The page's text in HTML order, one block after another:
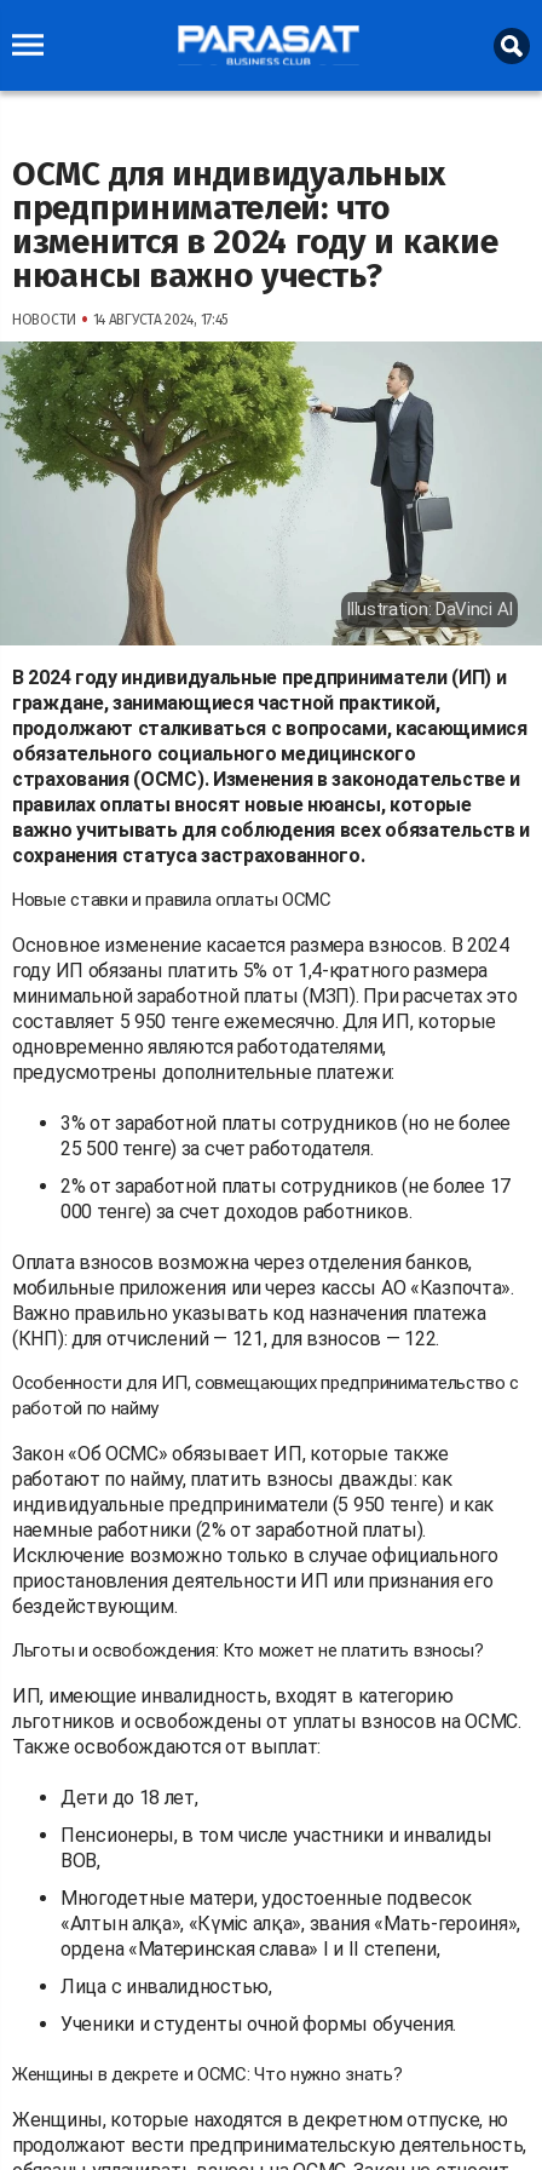
ОСМС для индивидуальных
предпринимателей: что
изменится в 2024 году и какие
нюансы важно учесть?
НОВОСТИ • 14 АВГУСТА 2024, 17:45
Illustration: DaVinci AI
В 2024 году индивидуальные предприниматели (ИП) и
граждане, занимающиеся частной практикой,
продолжают сталкиваться с вопросами, касающимися
обязательного социального медицинского
страхования (ОСМС). Изменения в законодательстве и
правилах оплаты вносят новые нюансы, которые
важно учитывать для соблюдения всех обязательств и
сохранения статуса застрахованного.
Новые ставки и правила оплаты ОСМС
Основное изменение касается размера взносов. В 2024
году ИП обязаны платить 5% от 1,4-кратного размера
минимальной заработной платы (МЗП). При расчетах это
составляет 5 950 тенге ежемесячно. Для ИП, которые
одновременно являются работодателями,
предусмотрены дополнительные платежи:
3% от заработной платы сотрудников (но не более
25 500 тенге) за счет работодателя.
2% от заработной платы сотрудников (не более 17
000 тенге) за счет доходов работников.
Оплата взносов возможна через отделения банков,
мобильные приложения или через кассы АО «Казпочта».
Важно правильно указывать код назначения платежа
(КНП): для отчислений — 121, для взносов — 122.
Особенности для ИП, совмещающих предпринимательство с
работой по найму
Закон «Об ОСМС» обязывает ИП, которые также
работают по найму, платить взносы дважды: как
индивидуальные предприниматели (5 950 тенге) и как
наемные работники (2% от заработной платы).
Исключение возможно только в случае официального
приостановления деятельности ИП или признания его
бездействующим.
Льготы и освобождения: Кто может не платить взносы?
ИП, имеющие инвалидность, входят в категорию
льготников и освобождены от уплаты взносов на ОСМС.
Также освобождаются от выплат:
Дети до 18 лет,
Пенсионеры, в том числе участники и инвалиды
ВОВ,
Многодетные матери, удостоенные подвесок
«Алтын алқа», «Күміс алқа», звания «Мать-героиня»,
ордена «Материнская слава» I и II степени,
Лица с инвалидностью,
Ученики и студенты очной формы обучения.
Женщины в декрете и ОСМС: Что нужно знать?
Женщины, которые находятся в декретном отпуске, но
продолжают вести предпринимательскую деятельность,